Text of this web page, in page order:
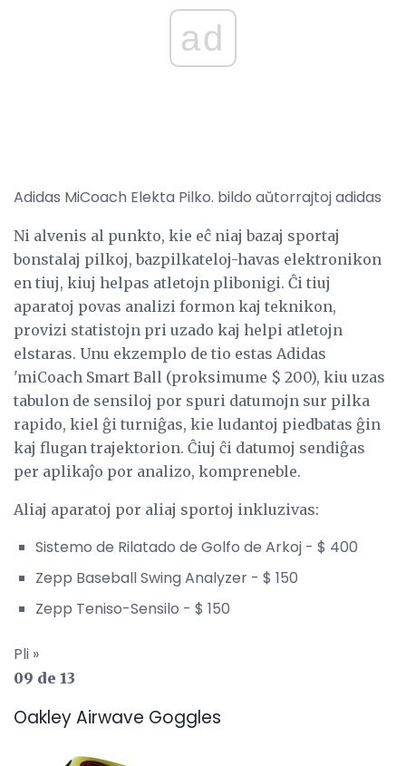
ad
Adidas MiCoach Elekta Pilko. bildo aŭtorrajtoj adidas
Ni alvenis al punkto, kie eĉ niaj bazaj sportaj
bonstalaj pilkoj, bazpilkateloj-havas elektronikon
en tiuj, kiuj helpas atletojn plibonigi. Ĉi tiuj
aparatoj povas analizi formon kaj teknikon,
provizi statistojn pri uzado kaj helpi atletojn
elstaras. Unu ekzemplo de tio estas Adidas
'miCoach Smart Ball (proksimume $ 200), kiu uzas
tabulon de sensiloj por spuri datumojn sur pilka
rapido, kiel ĝi turniĝas, kie ludantoj piedbatas ĝin
kaj flugan trajektorion. Ĉiuj ĉi datumoj sendiĝas
per aplikaĵo por analizo, kompreneble.
Aliaj aparatoj por aliaj sportoj inkluzivas:
Sistemo de Rilatado de Golfo de Arkoj - $ 400
Zepp Baseball Swing Analyzer - $ 150
Zepp Teniso-Sensilo - $ 150
Pli »
09 de 13
Oakley Airwave Goggles